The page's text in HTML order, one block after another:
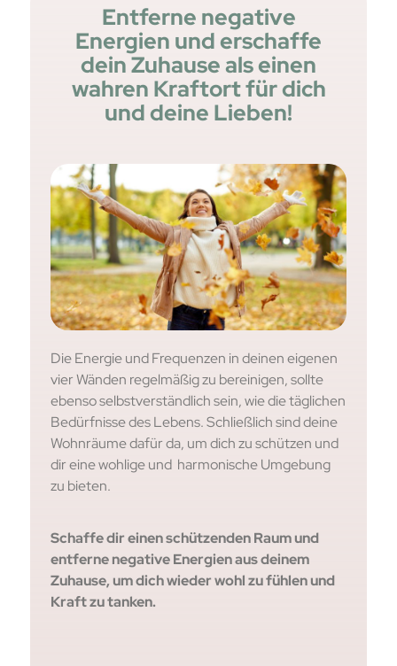
Entferne negative
Energien und erschaffe
dein Zuhause als einen
wahren Kraftort für dich
und deine Lieben!
Die Energie und Frequenzen in deinen eigenen
vier Wänden regelmäßig zu bereinigen, sollte
ebenso selbstverständlich sein, wie die täglichen
Bedürfnisse des Lebens. Schließlich sind deine
Wohnräume dafür da, um dich zu schützen und
dir eine wohlige und harmonische Umgebung
zu bieten.
Schaffe dir einen schützenden Raum und
entferne negative Energien aus deinem
Zuhause, um dich wieder wohl zu fühlen und
Kraft zu tanken.